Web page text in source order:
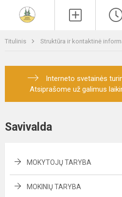
Titulinis Struktūra ir kontaktinė
Interneto svetainės
Atsiprašome už galimus
Savivalda
MOKYTOJŲ TARYBA
MOKINIŲ TARYBA